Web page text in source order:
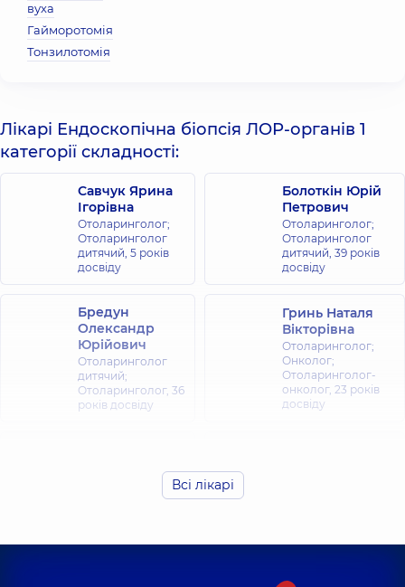
вуха
Гайморотомія
Тонзилотомія
Лікарі Ендоскопічна біопсія ЛОР-органів 1
категорії складності:
Савчук Ярина
Ігорівна
Отоларинголог;
Отоларинголог
дитячий, 5 років
досвіду
Болоткін Юрій
Петрович
Отоларинголог;
Отоларинголог
дитячий, 39 років
досвіду
Бредун
Олександр
Юрійович
Отоларинголог
дитячий;
Отоларинголог, 36
років досвіду
Гринь Наталя
Вікторівна
Отоларинголог;
Онколог;
Отоларинголог-
онколог, 23 років
досвіду
Отоларинголог;
досвіду
досвіду
Всі лікарі